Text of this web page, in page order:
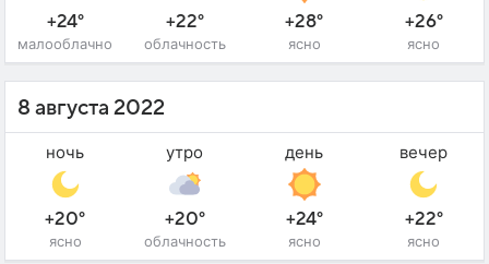
+24°
малооблачно
+22°
облачность
+28°
ясно
+26°
ясно
8 августа 2022
ночь
+20°
ясно
утро
+20°
облачность
день
+24°
ясно
вечер
+22°
ясно